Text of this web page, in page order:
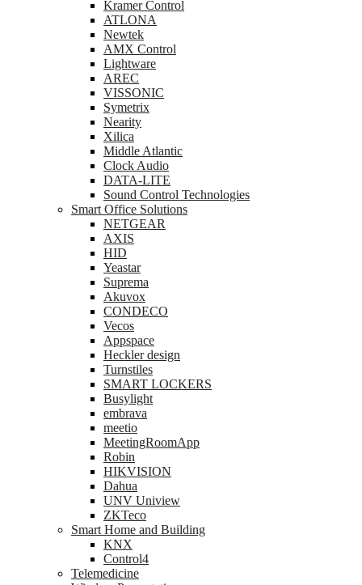
Kramer Control
ATLONA
Newtek
AMX Control
Lightware
AREC
VISSONIC
Symetrix
Nearity
Xilica
Middle Atlantic
Clock Audio
DATA-LITE
Sound Control Technologies
Smart Office Solutions
NETGEAR
AXIS
HID
Yeastar
Suprema
Akuvox
CONDECO
Vecos
Appspace
Heckler design
Turnstiles
SMART LOCKERS
Busylight
embrava
meetio
MeetingRoomApp
Robin
HIKVISION
Dahua
UNV Uniview
ZKTeco
Smart Home and Building
KNX
Control4
Telemedicine